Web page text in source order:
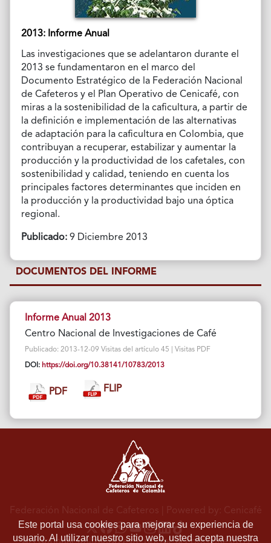
2013: Informe Anual
Las investigaciones que se adelantaron durante el
2013 se fundamentaron en el marco del
Documento Estratégico de la Federación Nacional
de Cafeteros y el Plan Operativo de Cenicafé, con
miras a la sostenibilidad de la caficultura, a partir de
la definición e implementación de las alternativas
de adaptación para la caficultura en Colombia, que
contribuyan a recuperar, estabilizar y aumentar la
producción y la productividad de los cafetales, con
sostenibilidad y calidad, teniendo en cuenta los
principales factores determinantes que inciden en
la producción y la productividad bajo una óptica
regional.
Publicado:9 Diciembre 2013
DOCUMENTOS DEL INFORME
Informe Anual 2013
Centro Nacional de Investigaciones de Café
Publicado: 2013-12-09 Visitas del artículo 45 | Visitas PDF
DOI: https://doi.org/10.38141/10783/2013
PDF FLIP
Este portal usa cookies para mejorar su experiencia de
usuario. Al utilizar nuestro sitio web, usted acepta nuestra
Federación Nacional de Cafeteros | Powered by: Cenicafé